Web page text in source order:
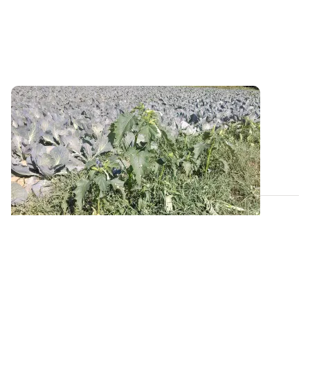
10 idées reçues sur le datura
Pour limiter la propagation du datura et inciter à la
vigilance, ARVALIS propose de tordre...
13 MARS 2024